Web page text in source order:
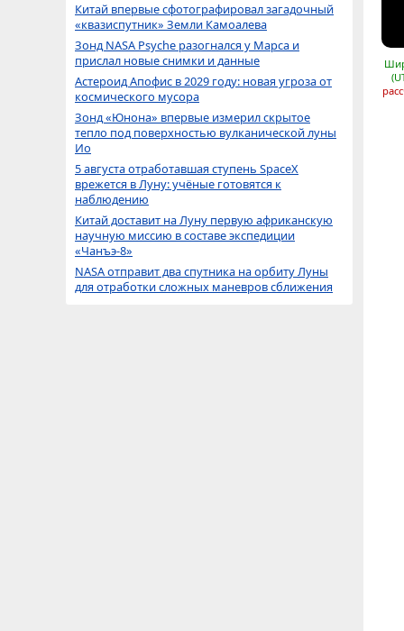
Китай впервые сфотографировал загадочный
«квазиспутник» Земли Камоалева
Зонд NASA Psyche разогнался у Марса и
прислал новые снимки и данные
Астероид Апофис в 2029 году: новая угроза от
космического мусора
Зонд «Юнона» впервые измерил скрытое
тепло под поверхностью вулканической луны
Ио
5 августа отработавшая ступень SpaceX
врежется в Луну: учёные готовятся к
наблюдению
Китай доставит на Луну первую африканскую
научную миссию в составе экспедиции
«Чанъэ-8»
NASA отправит два спутника на орбиту Луны
для отработки сложных маневров сближения